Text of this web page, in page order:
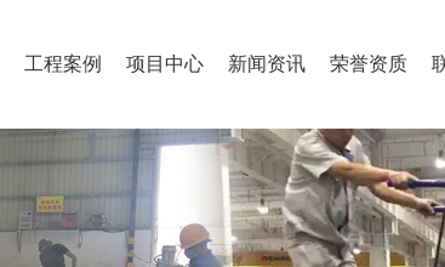
工程案例 项目中心 新闻资讯 荣誉资质